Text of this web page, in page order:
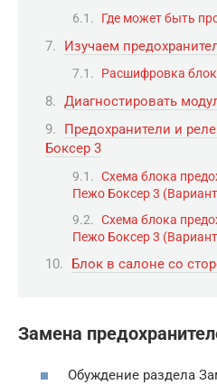
Где может быть
Изучаем
Расшифровка
Диагностировать
Предохранители и
Боксер 3
Схема блока
Пежо Боксер 3
Схема блока
Пежо Боксер 3
Блок в салоне со
Замена
Обуждение раздела